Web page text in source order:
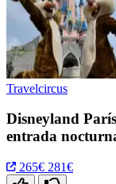
Travelcircus
Disneyland
entrada
265€ 281€